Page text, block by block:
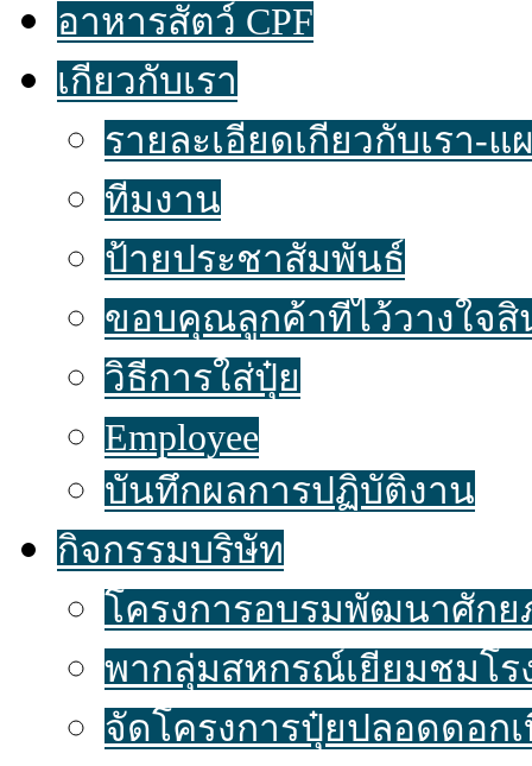
อาหารสัตว์ CPF
เกี่ยวกับเรา
รายละเอียดเกี่ยวกับเรา-
ทีมงาน
ป้ายประชาสัมพันธ์
ขอบคุณลูกค้าที่ไว้วางใจสิ
วิธีการใส่ปุ๋ย
Employee
บันทึกผลการปฏิบัติงาน
กิจกรรมบริษัท
โครงการอบรมพัฒนาศัก
พากลุ่มสหกรณ์เยี่ยมชมโร
จัดโครงการปุ๋ยปลอดดอก